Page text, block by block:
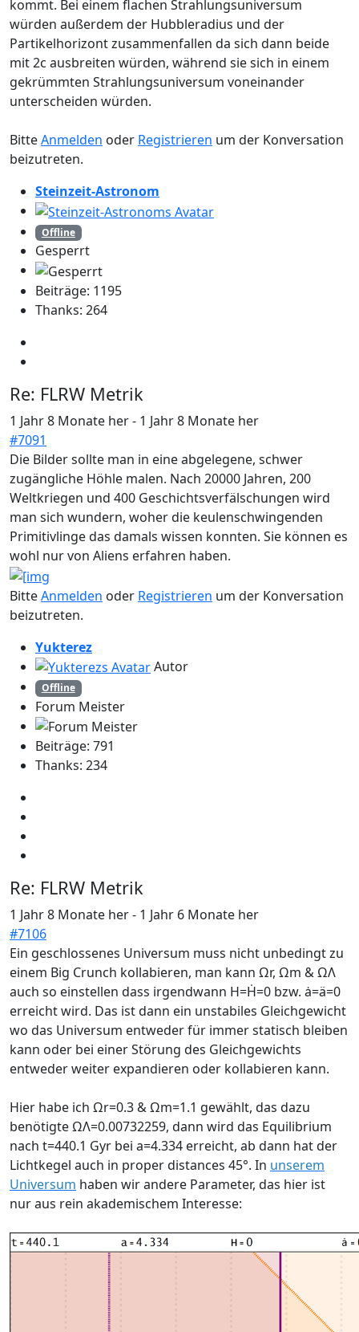
kommt. Bei einem flachen Strahlungsuniversum
würden außerdem der Hubbleradius und der
Partikelhorizont zusammenfallen da sich dann beide
mit 2c ausbreiten würden, während sie sich in einem
gekrümmten Strahlungsuniversum voneinander
unterscheiden würden.
BitteAnmelden oder Registrieren um der Konversation
beizutreten.
Steinzeit-Astronom
Offline
Gesperrt
Beiträge: 1195
Thanks: 264
Re: FLRW Metrik
1 Jahr 8 Monate her- 1 Jahr 8 Monate her
#7091
Die Bilder sollte man in eine abgelegene, schwer
zugängliche Höhle malen. Nach 20000 Jahren, 200
Weltkriegen und 400 Geschichtsverfälschungen wird
man sich wundern, woher die keulenschwingenden
Primitivlinge das damals wissen konnten. Sie können es
wohl nur von Aliens erfahren haben.
BitteAnmelden oder Registrieren um der Konversation
beizutreten.
Yukterez
Autor
Offline
Forum Meister
Beiträge: 791
Thanks: 234
Re: FLRW Metrik
1 Jahr 8 Monate her- 1 Jahr 6 Monate her
#7106
Ein geschlossenes Universum muss nicht unbedingt zu
einem Big Crunch kollabieren, man kann Ωr, Ωm & ΩΛ
auch so einstellen dass irgendwann H=Ḣ=0 bzw. ȧ=ä=0
erreicht wird. Das ist dann ein unstabiles Gleichgewicht
wo das Universum entweder für immer statisch bleiben
kann oder bei einer Störung des Gleichgewichts
entweder weiter expandieren oder kollabieren kann.
Hier habe ich Ωr=0.3 & Ωm=1.1 gewählt, das dazu
benötigte ΩΛ=0.00732259, dann wird das Equilibrium
nach t=440.1 Gyr bei a=4.334 erreicht, ab dann hat der
Lichtkegel auch in proper distances 45°. In unserem
Universum haben wir andere Parameter, das hier ist
nur aus rein akademischem Interesse: